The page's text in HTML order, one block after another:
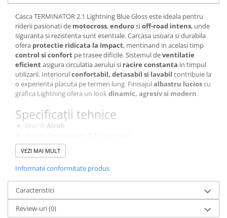
Casca TERMINATOR 2.1 Lightning Blue Gloss este ideala pentru
riderii pasionati de motocross,endurosioff-road intens, unde
siguranta si rezistenta sunt esentiale. Carcasa usoara si durabila
ofera protectie ridicata la impact, mentinand in acelasi timp
control si confort pe trasee dificile. Sistemul deventilatie
eficientasigura circulatia aerului si racire constanta in timpul
utilizarii. Interiorulconfortabil, detasabil si lavabil contribuie la
o experienta placuta pe termen lung. Finisajulalbastru lucioscu
grafica Lightning ofera un lookdinamic, agresiv si modern.
Specificații tehnice
Brand: Airoh
Tip:Casca off-road / motocross / enduro / ATV
Culoare:Blue Gloss
Marime:
XL
Constructie:Carcasa usoara si rezistenta la impact
Interior:Detasabil si lavabil, material respirabil
Ventilatie:
Inchidere:Sistem sigur pentru utilizare sportiva
Utilizare:Off-road intens, competitie, agrement
VEZI MAI MULT
Informatii conformitate produs
Caracteristici
Review-uri(0)